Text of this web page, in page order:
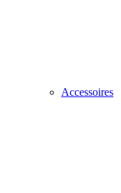
Accessoires